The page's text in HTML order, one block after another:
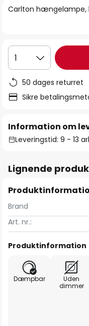
billedgalleriet
Carlton hængelampe,
1
50 dages returret
Sikre
Information om
Leveringstid: 9 - 13
Lignende
Brand
Art. nr.:
Produktinformation
Dæmpbar
Uden
dimmer